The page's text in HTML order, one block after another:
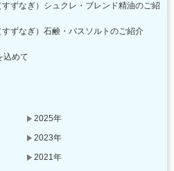
すずなぎ）シュクレ・ブレンド精油のご紹
すずなぎ）石鹸・バスソルトのご紹介
込めて
2025年
2023年
2021年